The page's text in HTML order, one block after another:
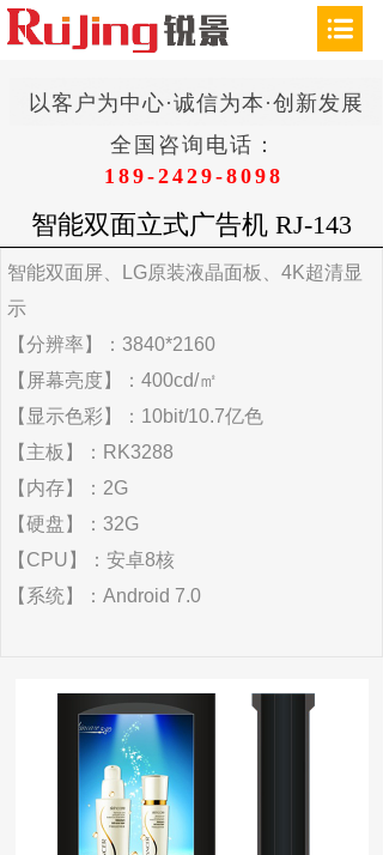
以客户为中心·诚信为本·创新发展
全国咨询电话：
189-2429-8098
智能双面立式广告机 RJ-143
智能双面屏、LG原装液晶面板、4K超清显
示
【分辨率】：3840*2160
【屏幕亮度】：400cd/㎡
【显示色彩】：10bit/10.7亿色
【主板】：RK3288
【内存】：2G
【硬盘】：32G
【CPU】：安卓8核
【系统】：Android 7.0